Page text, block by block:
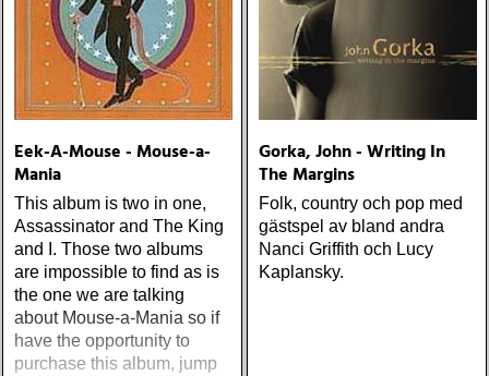
Eek-A-Mouse - Mouse-a-
Mania
This album is two in one,
Assassinator and The King
and I. Those two albums
are impossible to find as is
the one we are talking
about Mouse-a-Mania so if
have the opportunity to
purchase this album, jump
Gorka, John - Writing In
The Margins
Folk, country och pop med
gästspel av bland andra
Nanci Griffith och Lucy
Kaplansky.